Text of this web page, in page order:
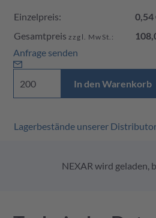
Einzelpreis:
0,54
Gesamtpreis zzgl. MwSt.:
Anfrage senden
In den Warenkorb
Lagerbestände unserer
NEXAR wird geladen,